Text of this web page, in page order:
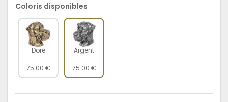
Coloris disponibles
Doré
75.00 €
Argent
75.00 €